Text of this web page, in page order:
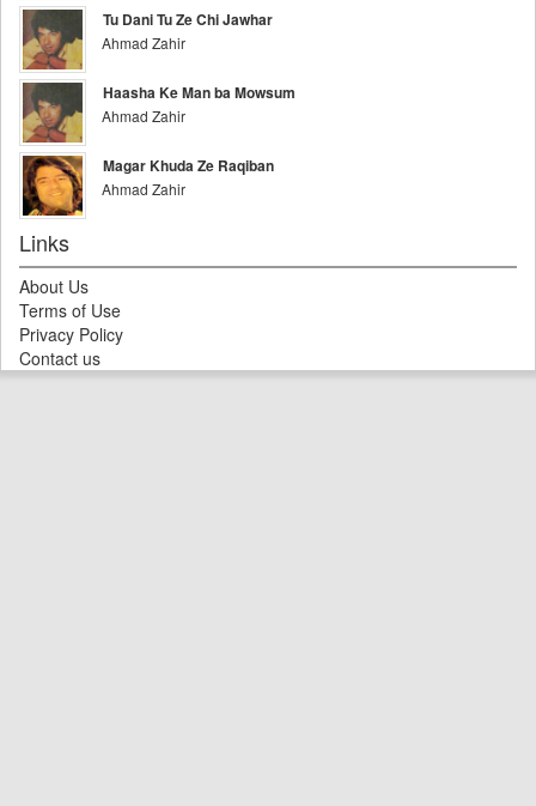
Tu Dani Tu Ze Chi Jawhar
Ahmad Zahir
Haasha Ke Man ba Mowsum
Ahmad Zahir
Magar Khuda Ze Raqiban
Ahmad Zahir
Links
About Us
Terms of Use
Privacy Policy
Contact us